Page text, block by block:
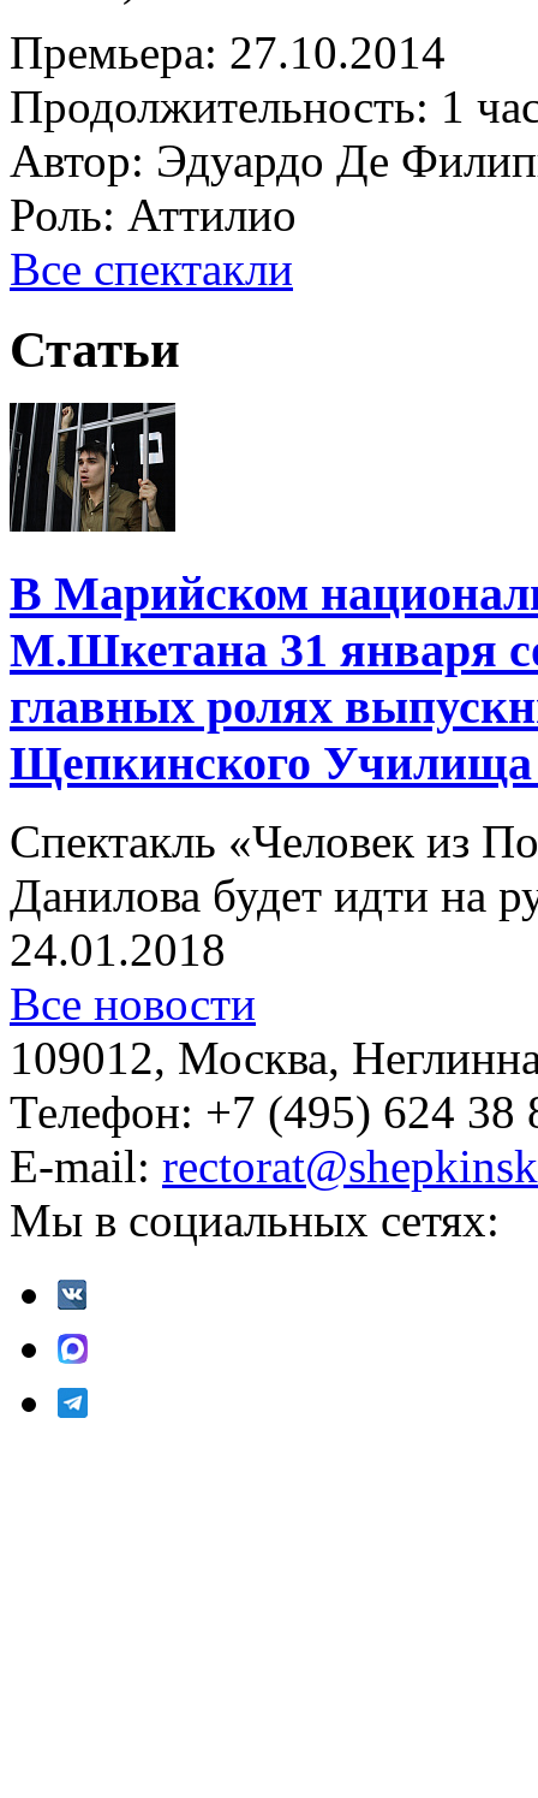
Премьера: 27.10.2014
Продолжительность: 1
Автор: Эдуардо Де
Роль: Аттилио
Все спектакли
Статьи
В Марийском
М.Шкетана 31 января
главных ролях
Щепкинского Училища
Спектакль «Человек из
Данилова будет идти на
24.01.2018
Все новости
109012, Москва,
Телефон: +7 (495) 624 38
E-mail:
Мы в социальных сетях: